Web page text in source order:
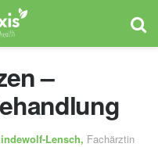
–
Lensch, Fachärztin